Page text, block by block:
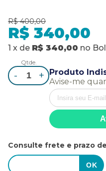
R$ 400,00
R$ 340,00
1 x de R$ 340,00 no
Qtde.
- +
Produto
Avise-me
Consulte frete e prazo